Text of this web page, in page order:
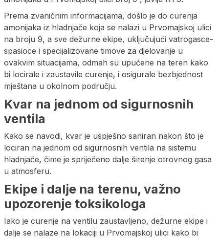
Prema zvaničnim informacijama, došlo je do curenja
amonijaka iz hladnjače koja se nalazi u Prvomajskoj ulici
na broju 9, a sve dežurne ekipe, uključujući vatrogasce-
spasioce i specijalizovane timove za djelovanje u
ovakvim situacijama, odmah su upućene na teren kako
bi locirale i zaustavile curenje, i osigurale bezbjednost
mještana u okolnom području.
Kvar na jednom od sigurnosnih
ventila
Kako se navodi, kvar je uspješno saniran nakon što je
lociran na jednom od sigurnosnih ventila na sistemu
hladnjače, čime je spriječeno dalje širenje otrovnog gasa
u atmosferu.
Ekipe i dalje na terenu, važno
upozorenje toksikologa
Iako je curenje na ventilu zaustavljeno, dežurne ekipe i
dalje se nalaze na lokaciji u Prvomajskoj ulici kako bi